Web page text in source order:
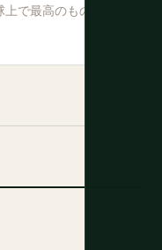
で最高のもの。イ